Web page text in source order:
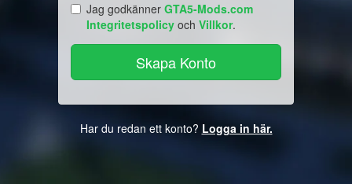
Jag godkänner GTA5-Mods.com
Integritetspolicy och Villkor.
Har du redan ett konto? Logga in här.